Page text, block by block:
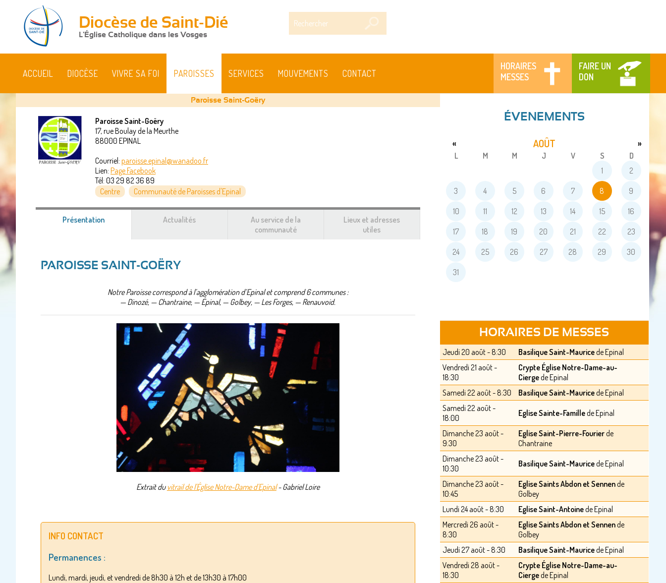
Diocèse de Saint-Dié
L'Église Catholique dans les Vosges
HORAIRES
MESSES
FAIRE UN
DON
ACCUEIL DIOCÈSE VIVRE SA FOI PAROISSES SERVICES MOUVEMENTS CONTACT
Vous
êtes
Paroisse Saint-Goëry
Paroisse Saint-Goëry
17, rue Boulay de la Meurthe
88000 EPINAL
Courriel: paroisse.epinal@wanadoo.fr
Lien: Page Facebook
Tél: 03 29 82 36 89
Centre
Communauté de Paroisses d'Epinal
Présentation(onglet
Actualités
Au service de la
communauté
Lieux et adresses
utiles
PAROISSE SAINT-GOËRY
Notre Paroisse correspond à l’agglomération d’Epinal et comprend 6 communes :
— Dinozé, — Chantraine, — Épinal, — Golbey, — Les Forges, — Renauvoid.
Extrait du vitrail de l'Église Notre-Dame d'Epinal- Gabriel Loire
INFO CONTACT
Permanences :
Lundi, mardi, jeudi, et vendredi de 8h30 à 12h et de 13h30 à 17h00
ÉVENEMENTS
AOÛT
« »
L M M J V S
D
1
2
3 4 5 6 7 8 9
10 11 12 13 14 15 16
17 18 19 20 21 22 23
24 25 26 27 28 29 30
31
HORAIRES DE MESSES
Jeudi 20 août - 8:30 Basilique Saint-Mauricede Epinal
Vendredi 21 août -
18:30
Crypte Église Notre-Dame-au-
Ciergede Epinal
Samedi 22 août - 8:30
Basilique Saint-Mauricede Epinal
Samedi 22 août -
18:00
Eglise Sainte-Famillede Epinal
Dimanche 23 août -
9:30
Eglise Saint-Pierre-Fourierde
Chantraine
Dimanche 23 août -
10:30
Basilique Saint-Mauricede Epinal
Dimanche 23 août -
10:45
Eglise Saints Abdon et Sennende
Golbey
Lundi 24 août - 8:30
Eglise Saint-Antoinede Epinal
Mercredi 26 août -
8:30
Eglise Saints Abdon et Sennende
Golbey
Jeudi 27 août - 8:30
Basilique Saint-Mauricede Epinal
Vendredi 28 août -
18:30
Crypte Église Notre-Dame-au-
Ciergede Epinal